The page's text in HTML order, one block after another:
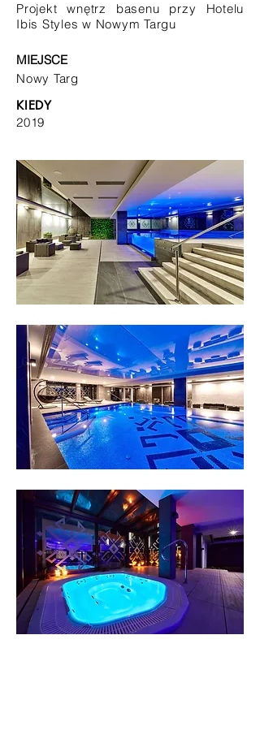
Projekt wnętrz basenu przy Hotelu
Ibis Styles w Nowym Targu
MIEJSCE
Nowy Targ
KIEDY
2019